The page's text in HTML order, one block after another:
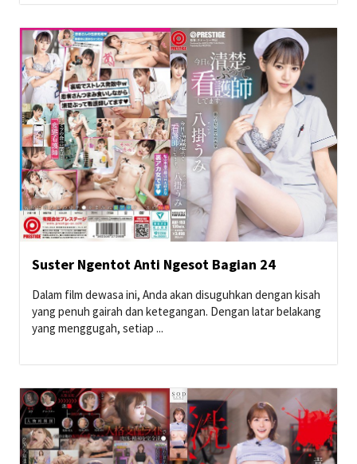
Suster Ngentot Anti Ngesot Bagian 24
Dalam film dewasa ini, Anda akan disuguhkan dengan kisah
yang penuh gairah dan ketegangan. Dengan latar belakang
yang menggugah, setiap ...